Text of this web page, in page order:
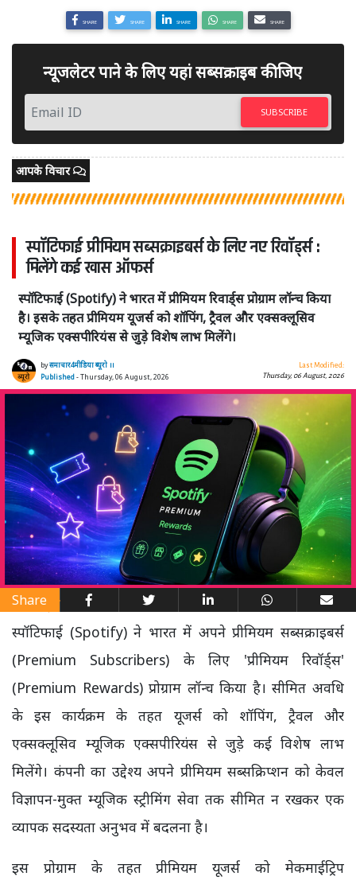
SHARE SHARE SHARE SHARE SHARE
न्यूजलेटर पाने के लिए यहां सब्सक्राइब कीजिए
SUBSCRIBE
आपके विचार
स्पॉटिफाई प्रीमियम सब्सक्राइबर्स के लिए नए रिवॉर्ड्स :
मिलेंगे कई खास ऑफर्स
स्पॉटिफाई (Spotify) ने भारत में प्रीमियम रिवार्ड्स प्रोग्राम लॉन्च किया
है। इसके तहत प्रीमियम यूजर्स को शॉपिंग, ट्रैवल और एक्सक्लूसिव
म्यूजिक एक्सपीरियंस से जुड़े विशेष लाभ मिलेंगे।
byसमाचार4मीडिया ब्यूरो ।।
Published- Thursday, 06 August, 2026
Last Modified:
Thursday, 06 August, 2026
Share
स्पॉटिफाई (Spotify) ने भारत में अपने प्रीमियम सब्सक्राइबर्स
(Premium Subscribers) के लिए 'प्रीमियम रिवॉर्ड्स'
(Premium Rewards) प्रोग्राम लॉन्च किया है। सीमित अवधि
के इस कार्यक्रम के तहत यूजर्स को शॉपिंग, ट्रैवल और
एक्सक्लूसिव म्यूजिक एक्सपीरियंस से जुड़े कई विशेष लाभ
मिलेंगे। कंपनी का उद्देश्य अपने प्रीमियम सब्सक्रिप्शन को केवल
विज्ञापन-मुक्त म्यूजिक स्ट्रीमिंग सेवा तक सीमित न रखकर एक
व्यापक सदस्यता अनुभव में बदलना है।
इस प्रोग्राम के तहत प्रीमियम यूजर्स को मेकमाईट्रिप